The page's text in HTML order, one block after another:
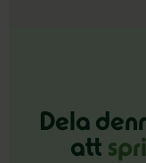
Dela
att